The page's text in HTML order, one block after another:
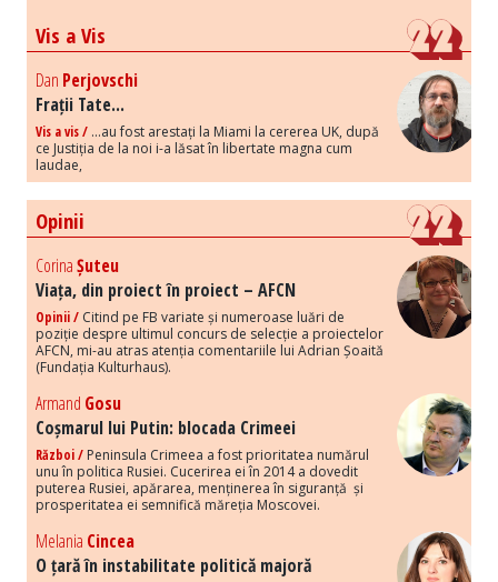
Vis a Vis
Dan Perjovschi
Frații Tate...
Vis a vis / ...au fost arestați la Miami la cererea UK, după
ce Justiția de la noi i-a lăsat în libertate magna cum
laudae,
Opinii
CorinaȘuteu
Viața, din proiect în proiect – AFCN
Opinii / Citind pe FB variate și numeroase luări de
poziție despre ultimul concurs de selecție a proiectelor
AFCN, mi-au atras atenția comentariile lui Adrian Șoaită
(Fundația Kulturhaus).
Armand Gosu
Coșmarul lui Putin: blocada Crimeei
Război / Peninsula Crimeea a fost prioritatea numărul
unu în politica Rusiei. Cucerirea ei în 2014 a dovedit
puterea Rusiei, apărarea, menținerea în siguranță și
prosperitatea ei semnifică măreția Moscovei.
Melania Cincea
O țară în instabilitate politică majoră